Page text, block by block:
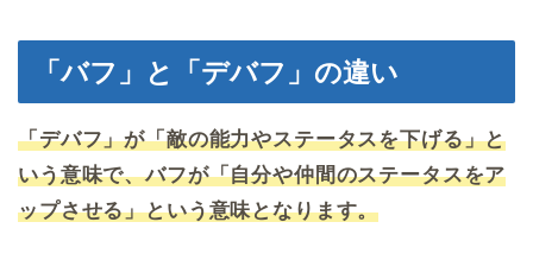
「バフ」と「デバフ」の違い
「デバフ」が「敵の能力やステータスを下げる」と
いう意味で、バフが「自分や仲間のステータスをア
ップさせる」という意味となります。